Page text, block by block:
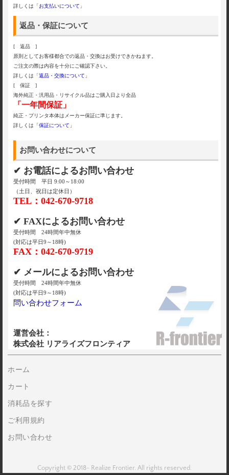
詳しくは「 お支払いについて 」
返品・保証について
[ 返品 ]
原則としてお客様都合での返品・交換はお受けできかねます。
ご注文の際は内容を十分にご確認下さい。
詳しくは「 返品・交換について 」
[ 保証 ]
海外純正・汎用品・リサイクル品はご購入日より全品
「一年間保証」
純正・プリンタ本体はメーカー保証に準じます。
詳しくは「 保証について 」
お問い合わせについて
✔ お電話によるお問い合わせ
受付時間 平日 9:00～18:00
（土日、祝日は定休日）
TEL：042-670-9718
✔ FAXによるお問い合わせ
受付時間 24時間年中無休
(対応は平日9～18時)
FAX：042-670-9719
✔ メールによるお問い合わせ
受付時間 24時間年中無休
(対応は平日9～18時)
問い合わせフォーム
運営会社：
株式会社 リアライズフロンティア
ホーム
カート
消耗品を探す
ご利用規約
お問い合わせ
Copyright © 2018- Realize Frontier. All rights reserved.